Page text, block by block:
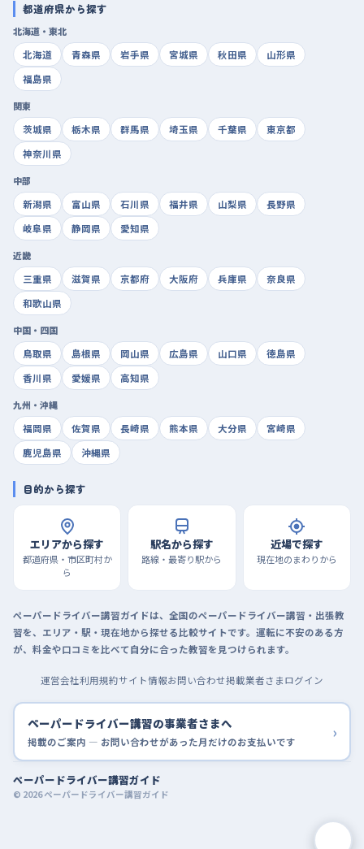
都道府県から探す
北海道・東北
北海道
青森県 岩手県 宮城県 秋田県
山形県
福島県
関東
茨城県
栃木県 群馬県 埼玉県 千葉県
東京都
神奈川県
中部
新潟県
富山県 石川県 福井県 山梨県
長野県
岐阜県
静岡県 愛知県
近畿
三重県
滋賀県 京都府 大阪府 兵庫県
奈良県
和歌山県
中国・四国
鳥取県
島根県 岡山県 広島県 山口県
徳島県
香川県
愛媛県 高知県
九州・沖縄
福岡県
佐賀県 長崎県 熊本県 大分県
宮崎県
鹿児島県
沖縄県
目的から探す
エリアから探す
都道府県・市区町村か
ら
駅名から探す
路線・最寄り駅から
近場で探す
現在地のまわりから
ペーパードライバー講習ガイドは、全国のペーパードライバー講習・出張教
習を、エリア・駅・現在地から探せる比較サイトです。運転に不安のある方
が、料金や口コミを比べて自分に合った教習を見つけられます。
運営会社利用規約サイト情報お問い合わせ掲載業者さまログイン
ペーパードライバー講習の事業者さまへ
掲載のご案内 — お問い合わせがあった月だけのお支払いです ›
ペーパードライバー講習ガイド
© 2026 ペーパードライバー講習ガイド